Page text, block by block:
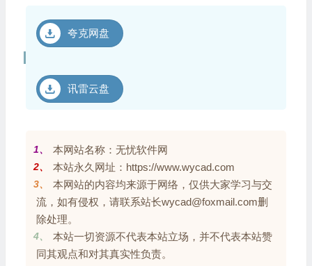
夸克网盘
讯雷云盘
1、 本网站名称：无忧软件网
2、 本站永久网址：https://www.wycad.com
3、
本网站的内容均来源于网络，仅供大家学习与交
流，如有侵权，请联系站长wycad@foxmail.com删
除处理。
4、
本站一切资源不代表本站立场，并不代表本站赞
同其观点和对其真实性负责。